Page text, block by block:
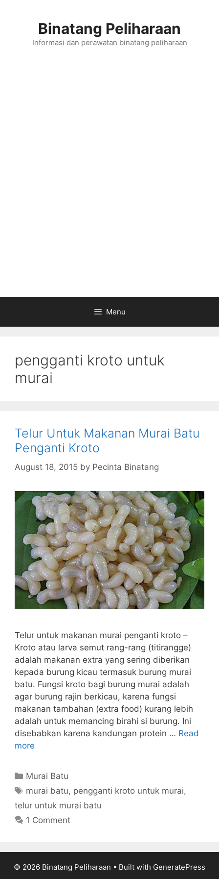
Binatang Peliharaan
Informasi dan perawatan binatang peliharaan
Menu
pengganti kroto untuk
murai
Telur Untuk Makanan Murai Batu
Penganti Kroto
August 18, 2015 by Pecinta Binatang
Telur untuk makanan murai penganti kroto –
Kroto atau larva semut rang-rang (titirangge)
adalah makanan extra yang sering diberikan
kepada burung kicau termasuk burung murai
batu. Fungsi kroto bagi burung murai adalah
agar burung rajin berkicau, karena fungsi
makanan tambahan (extra food) kurang lebih
adalah untuk memancing birahi si burung. Ini
disebabkan karena kandungan protein … Read
more
Categories
Murai Batu
Tags
murai batu, pengganti kroto untuk murai,
telur untuk murai batu
1 Comment
© 2026 Binatang Peliharaan • Built with GeneratePress